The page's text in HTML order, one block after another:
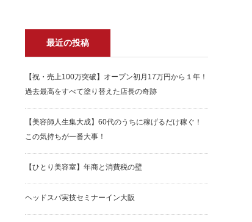
最近の投稿
【祝・売上100万突破】オープン初月17万円から１年！
過去最高をすべて塗り替えた店長の奇跡
【美容師人生集大成】60代のうちに稼げるだけ稼ぐ！
この気持ちが一番大事！
【ひとり美容室】年商と消費税の壁
ヘッドスパ実技セミナーイン大阪